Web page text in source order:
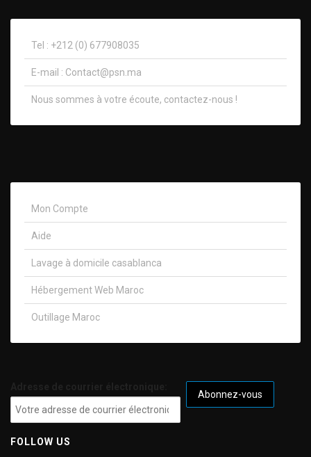
Tel : +212 (0) 677908035
E-mail : Contact@psn.ma
Nous sommes à votre écoute, contactez-nous !​
Mon Compte
Aide
Lavage à domicile casablanca
Hébergement Web Maroc
Outillage Maroc
FOLLOW US